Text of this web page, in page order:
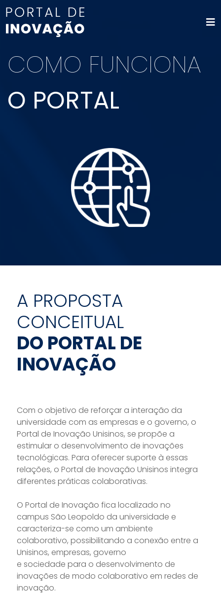
COMO FUNCIONA
O PORTAL
A PROPOSTA
CONCEITUAL
DO PORTAL DE
INOVAÇÃO
Com o objetivo de reforçar a interação da
universidade com as empresas e o governo, o
Portal de Inovação Unisinos, se propõe a
estimular o desenvolvimento de inovações
tecnológicas. Para oferecer suporte à essas
relações, o Portal de Inovação Unisinos integra
diferentes práticas colaborativas.
O Portal de Inovação fica localizado no
campus São Leopoldo da universidade e
caracteriza-se como um ambiente
colaborativo, possibilitando a conexão entre a
Unisinos, empresas, governo
e sociedade para o desenvolvimento de
inovações de modo colaborativo em redes de
inovação.